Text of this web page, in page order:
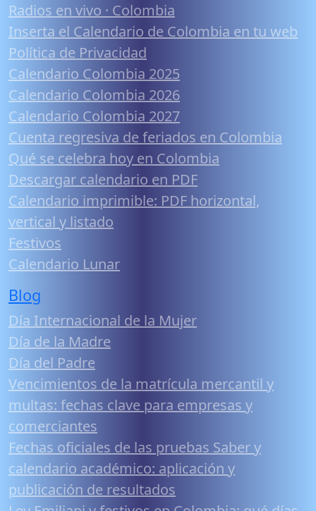
Radios en vivo · Colombia
Inserta el Calendario de Colombia en tu web
Política de Privacidad
Calendario Colombia 2025
Calendario Colombia 2026
Calendario Colombia 2027
Cuenta regresiva de feriados en Colombia
Qué se celebra hoy en Colombia
Descargar calendario en PDF
Calendario imprimible: PDF horizontal,
vertical y listado
Festivos
Calendario Lunar
Blog
Día Internacional de la Mujer
Día de la Madre
Día del Padre
Vencimientos de la matrícula mercantil y
multas: fechas clave para empresas y
comerciantes
Fechas oficiales de las pruebas Saber y
calendario académico: aplicación y
publicación de resultados